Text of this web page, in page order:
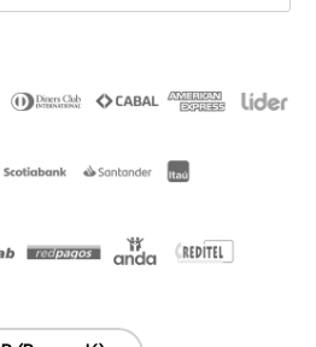
de respeto a los demás y a las
información personal
responsable de velar por su
acuerdo con las limitaciones
provee, siendo conscientes
informática.
usted mismo, haciendo uso